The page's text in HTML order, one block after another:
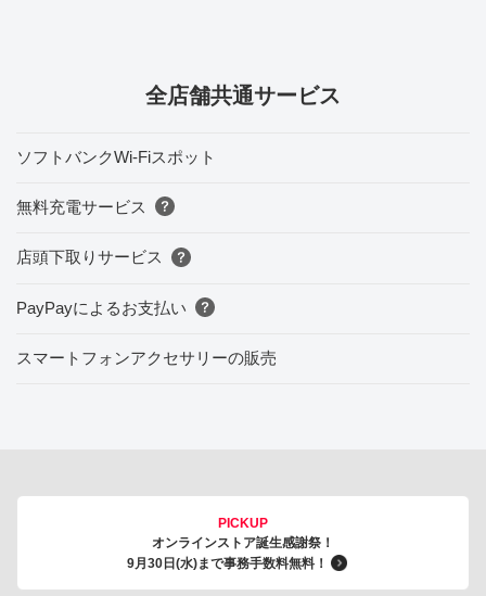
全店舗共通サービス
ソフトバンクWi-Fiスポット
無料充電サービス
店頭下取りサービス
PayPayによるお支払い
スマートフォンアクセサリーの販売
PICKUP
オンラインストア誕生感謝祭！
9月30日(水)まで事務手数料無料！